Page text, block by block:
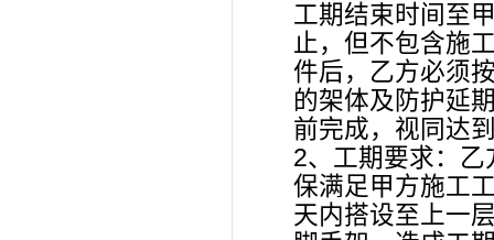
工期结束时间至
止，但不包含施
件后，乙方必须
的架体及防护延
前完成，视同达
2、工期要求：
保满足甲方施工
天内搭设至上一